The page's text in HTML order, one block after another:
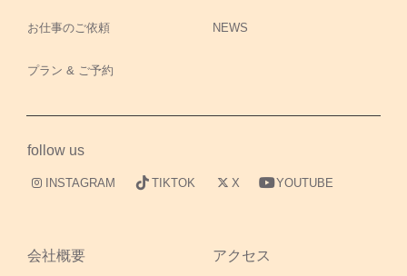
お仕事のご依頼 NEWS
プラン & ご予約
follow us
INSTAGRAM TIKTOK X YOUTUBE
会社概要 アクセス